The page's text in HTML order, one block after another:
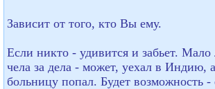
Зависит от того, кто Вы ему.
Если никто - удивится и забьет. Мало
чела за дела - может, уехал в Индию,
больницу попал. Будет возможность -